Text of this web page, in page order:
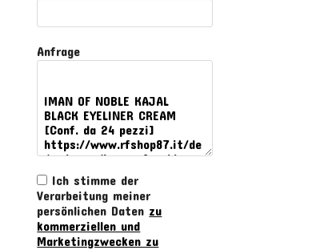
Anfrage
Ich stimme der
Verarbeitung meiner
persönlichen Daten zu
kommerziellen und
Marketingzwecken zu